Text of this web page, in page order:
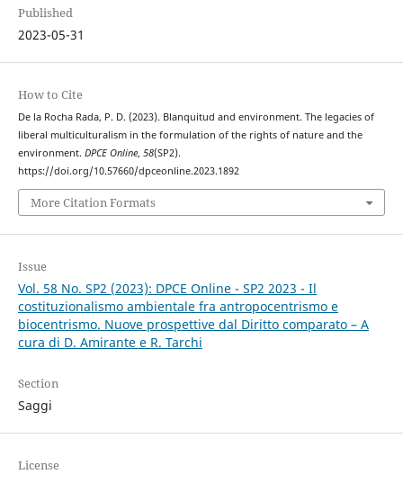
Published
2023-05-31
How to Cite
De la Rocha Rada, P. D. (2023). Blanquitud and environment. The legacies of
liberal multiculturalism in the formulation of the rights of nature and the
environment. DPCE Online, 58(SP2).
https://doi.org/10.57660/dpceonline.2023.1892
More Citation Formats
Issue
Vol. 58 No. SP2 (2023): DPCE Online - SP2 2023 - Il
costituzionalismo ambientale fra antropocentrismo e
biocentrismo. Nuove prospettive dal Diritto comparato – A
cura di D. Amirante e R. Tarchi
Section
Saggi
License